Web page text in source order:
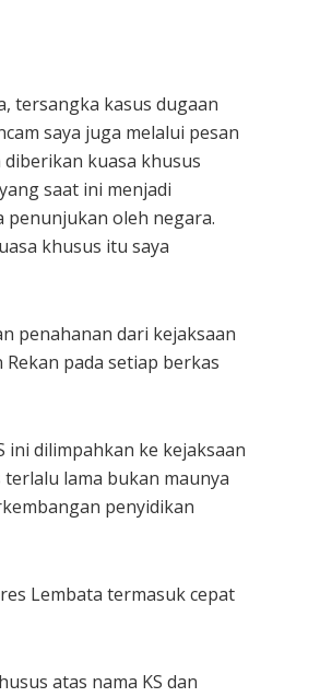
tersangka kasus dugaan
saya juga melalui pesan
diberikan kuasa khusus
saat ini menjadi
penunjukan oleh negara.
khusus itu saya
penahanan dari kejaksaan
pada setiap berkas
ini dilimpahkan ke kejaksaan
lama bukan maunya
penyidikan
Lembata termasuk cepat
atas nama KS dan